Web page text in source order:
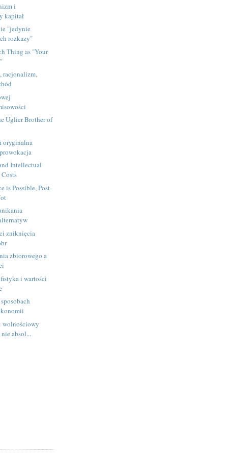
i
kapitał
"jedynie
rozkazy"
Thing as "Your
racjonalizm,
Uglier Brother of
oryginalna
Intellectual
is Possible, Post-
zniknięcia
zbiorowego a
i wartości
wolnościowy
absol...